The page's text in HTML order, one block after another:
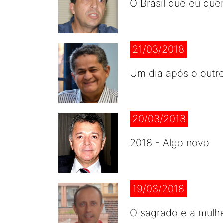
O Brasil que eu
21/03/2018
Um dia após o
20/03/2018
2018 - Algo novo
19/03/2018
O sagrado e a